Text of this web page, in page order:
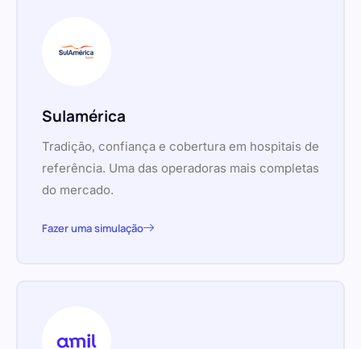
Sulamérica
Tradição, confiança e cobertura em hospitais de
referência. Uma das operadoras mais completas
do mercado.
Fazer uma simulação